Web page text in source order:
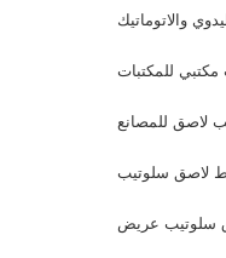
والاتوماتيك
للمكتبات
لاصق للمصانع
لاصق سلوتيب
سلوتيب عريض